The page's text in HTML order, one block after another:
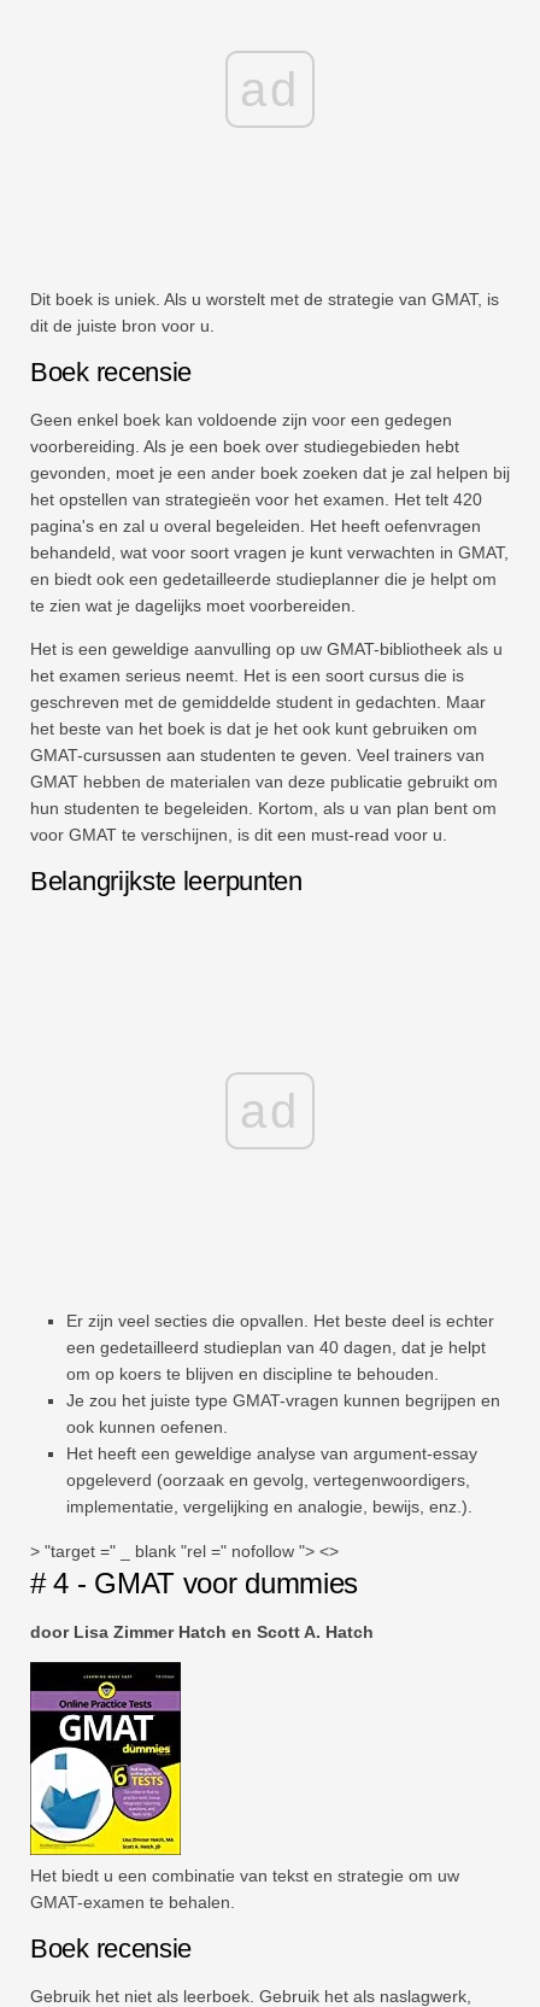
ad
Dit boek is uniek. Als u worstelt met de strategie van GMAT, is
dit de juiste bron voor u.
Boek recensie
Geen enkel boek kan voldoende zijn voor een gedegen
voorbereiding. Als je een boek over studiegebieden hebt
gevonden, moet je een ander boek zoeken dat je zal helpen bij
het opstellen van strategieën voor het examen. Het telt 420
pagina's en zal u overal begeleiden. Het heeft oefenvragen
behandeld, wat voor soort vragen je kunt verwachten in GMAT,
en biedt ook een gedetailleerde studieplanner die je helpt om
te zien wat je dagelijks moet voorbereiden.
Het is een geweldige aanvulling op uw GMAT-bibliotheek als u
het examen serieus neemt. Het is een soort cursus die is
geschreven met de gemiddelde student in gedachten. Maar
het beste van het boek is dat je het ook kunt gebruiken om
GMAT-cursussen aan studenten te geven. Veel trainers van
GMAT hebben de materialen van deze publicatie gebruikt om
hun studenten te begeleiden. Kortom, als u van plan bent om
voor GMAT te verschijnen, is dit een must-read voor u.
Belangrijkste leerpunten
ad
Er zijn veel secties die opvallen. Het beste deel is echter
een gedetailleerd studieplan van 40 dagen, dat je helpt
om op koers te blijven en discipline te behouden.
Je zou het juiste type GMAT-vragen kunnen begrijpen en
ook kunnen oefenen.
Het heeft een geweldige analyse van argument-essay
opgeleverd (oorzaak en gevolg, vertegenwoordigers,
implementatie, vergelijking en analogie, bewijs, enz.).
> "target =" _ blank "rel =" nofollow "> <>
# 4 - GMAT voor dummies
door Lisa Zimmer Hatch en Scott A. Hatch
Het biedt u een combinatie van tekst en strategie om uw
GMAT-examen te behalen.
Boek recensie
Gebruik het niet als leerboek. Gebruik het als naslagwerk,